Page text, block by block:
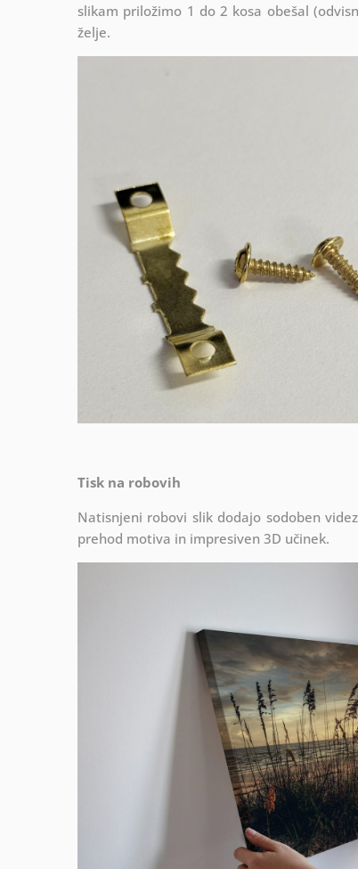
slikam priložimo 1 do 2 kosa obešal
želje.
Tisk na robovih
Natisnjeni robovi slik dodajo sodoben
prehod motiva in impresiven 3D učinek.